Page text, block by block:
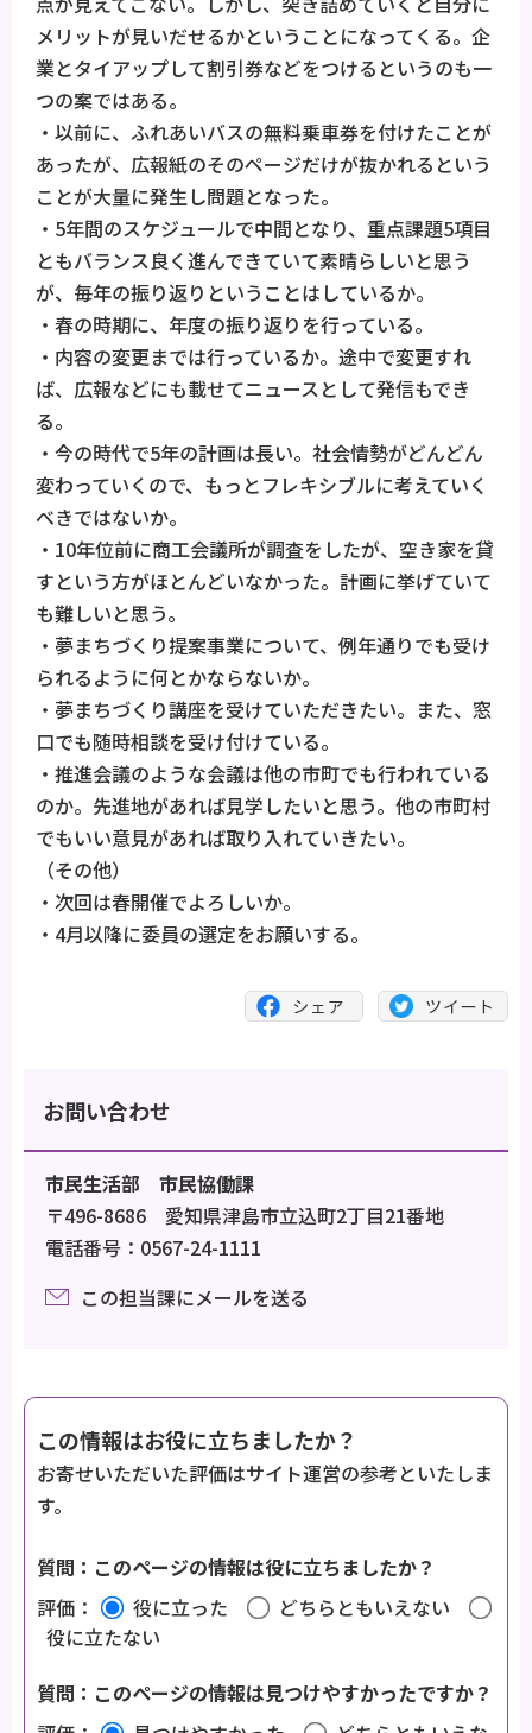
メリットが見いだせるかということになってくる。企
業とタイアップして割引券などをつけるというのも一
つの案ではある。
・以前に、ふれあいバスの無料乗車券を付けたことが
あったが、広報紙のそのページだけが抜かれるという
ことが大量に発生し問題となった。
・5年間のスケジュールで中間となり、重点課題5項目
ともバランス良く進んできていて素晴らしいと思う
が、毎年の振り返りということはしているか。
・春の時期に、年度の振り返りを行っている。
・内容の変更までは行っているか。途中で変更すれ
ば、広報などにも載せてニュースとして発信もでき
る。
・今の時代で5年の計画は長い。社会情勢がどんどん
変わっていくので、もっとフレキシブルに考えていく
べきではないか。
・10年位前に商工会議所が調査をしたが、空き家を貸
すという方がほとんどいなかった。計画に挙げていて
も難しいと思う。
・夢まちづくり提案事業について、例年通りでも受け
られるように何とかならないか。
・夢まちづくり講座を受けていただきたい。また、窓
口でも随時相談を受け付けている。
・推進会議のような会議は他の市町でも行われている
のか。先進地があれば見学したいと思う。他の市町村
でもいい意見があれば取り入れていきたい。
（その他）
・次回は春開催でよろしいか。
・4月以降に委員の選定をお願いする。
お問い合わせ
市民生活部 市民協働課
〒496-8686 愛知県津島市立込町2丁目21番地
電話番号：0567-24-1111
この担当課にメールを送る
この情報はお役に立ちましたか？
お寄せいただいた評価はサイト運営の参考といたしま
す。
質問：このページの情報は役に立ちましたか？
評価：
役に立った
どちらともいえない
役に立たない
質問：このページの情報は見つけやすかったですか？